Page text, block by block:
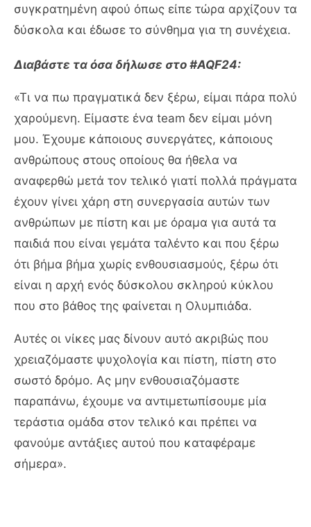
συγκρατημένη αφού όπως είπε τώρα αρχίζουν τα
δύσκολα και έδωσε το σύνθημα για τη συνέχεια.
Διαβάστε τα όσα δήλωσε στο #AQF24:
«Τι να πω πραγματικά δεν ξέρω, είμαι πάρα πολύ
χαρούμενη. Είμαστε ένα team δεν είμαι μόνη
μου. Έχουμε κάποιους συνεργάτες, κάποιους
ανθρώπους στους οποίους θα ήθελα να
αναφερθώ μετά τον τελικό γιατί πολλά πράγματα
έχουν γίνει χάρη στη συνεργασία αυτών των
ανθρώπων με πίστη και με όραμα για αυτά τα
παιδιά που είναι γεμάτα ταλέντο και που ξέρω
ότι βήμα βήμα χωρίς ενθουσιασμούς, ξέρω ότι
είναι η αρχή ενός δύσκολου σκληρού κύκλου
που στο βάθος της φαίνεται η Ολυμπιάδα.
Αυτές οι νίκες μας δίνουν αυτό ακριβώς που
χρειαζόμαστε ψυχολογία και πίστη, πίστη στο
σωστό δρόμο. Ας μην ενθουσιαζόμαστε
παραπάνω, έχουμε να αντιμετωπίσουμε μία
τεράστια ομάδα στον τελικό και πρέπει να
φανούμε αντάξιες αυτού που καταφέραμε
σήμερα».